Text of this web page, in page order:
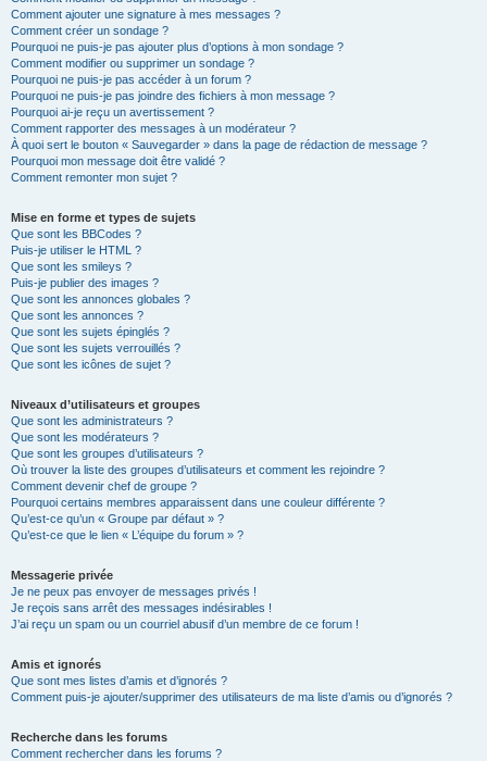
Comment ajouter une signature à mes messages ?
Comment créer un sondage ?
Pourquoi ne puis-je pas ajouter plus d’options à mon sondage ?
Comment modifier ou supprimer un sondage ?
Pourquoi ne puis-je pas accéder à un forum ?
Pourquoi ne puis-je pas joindre des fichiers à mon message ?
Pourquoi ai-je reçu un avertissement ?
Comment rapporter des messages à un modérateur ?
À quoi sert le bouton « Sauvegarder » dans la page de rédaction de message ?
Pourquoi mon message doit être validé ?
Comment remonter mon sujet ?
Mise en forme et types de sujets
Que sont les BBCodes ?
Puis-je utiliser le HTML ?
Que sont les smileys ?
Puis-je publier des images ?
Que sont les annonces globales ?
Que sont les annonces ?
Que sont les sujets épinglés ?
Que sont les sujets verrouillés ?
Que sont les icônes de sujet ?
Niveaux d’utilisateurs et groupes
Que sont les administrateurs ?
Que sont les modérateurs ?
Que sont les groupes d’utilisateurs ?
Où trouver la liste des groupes d’utilisateurs et comment les rejoindre ?
Comment devenir chef de groupe ?
Pourquoi certains membres apparaissent dans une couleur différente ?
Qu’est-ce qu’un « Groupe par défaut » ?
Qu’est-ce que le lien « L’équipe du forum » ?
Messagerie privée
Je ne peux pas envoyer de messages privés !
Je reçois sans arrêt des messages indésirables !
J’ai reçu un spam ou un courriel abusif d’un membre de ce forum !
Amis et ignorés
Que sont mes listes d’amis et d’ignorés ?
Comment puis-je ajouter/supprimer des utilisateurs de ma liste d’amis ou d’ignorés ?
Recherche dans les forums
Comment rechercher dans les forums ?